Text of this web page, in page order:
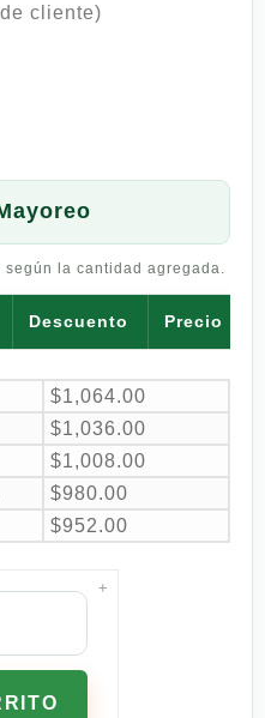
cliente)
la cantidad agregada.
Descuento Precio por
$1,064.00
$1,036.00
$1,008.00
$980.00
$952.00
+